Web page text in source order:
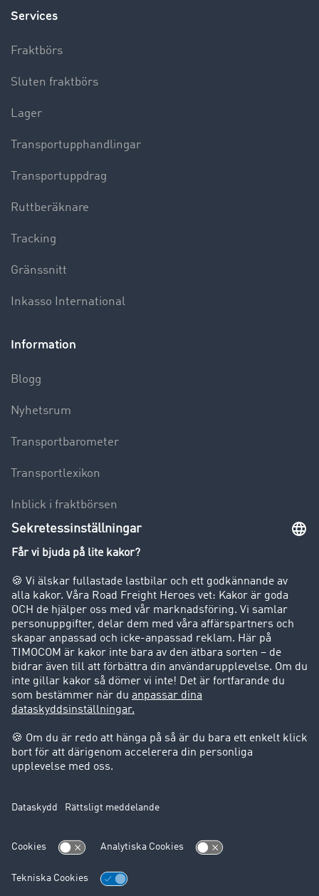
Services
Fraktbörs
Sluten fraktbörs
Lager
Transportupphandlingar
Transportuppdrag
Ruttberäknare
Tracking
Gränssnitt
Inkasso International
Information
Blogg
Nyhetsrum
Transportbarometer
Transportlexikon
Inblick i fraktbörsen
Körförbud för lastbilar
Företag
Kunder värvar kunder
Success Stories
Support
Support
Juridiskt
Företagsinformation
Användarvillkor